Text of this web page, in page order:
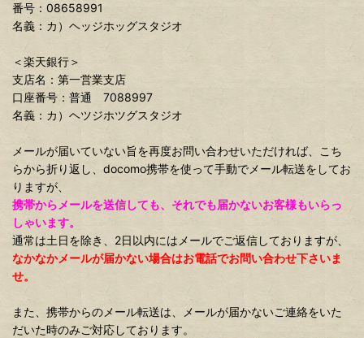
番号：08658991
名義：カ）ヘッジホッグスタジオ
＜楽天銀行＞
支店名：第一営業支店
口座番号：普通 7088997
名義：カ）ヘツジホツグスタジオ
メールが届いていない旨を再度お問い合わせいただければ、こち
らから折り返し、docomo携帯を使って手動でメール転送をしてお
りますが、
携帯からメールを送信しても、それでも届かないお客様もいらっ
しゃいます。
通常は土日を除き、2日以内にはメールでご返信しておりますが、
なかなかメールが届かない場合はお電話でお問い合わせ下さいま
せ。
また、携帯からのメール転送は、メールが届かないご連絡をいた
だいた時のみご対応しております。